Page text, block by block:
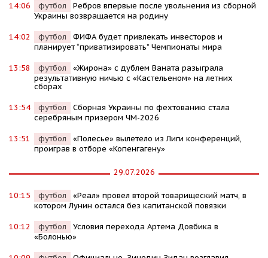
14:06 футбол
Ребров впервые после увольнения из сборной
Украины возвращается на родину
14:02 футбол
ФИФА будет привлекать инвесторов и
планирует “приватизировать” Чемпионаты мира
13:58 футбол
«Жирона» с дублем Ваната разыграла
результативную ничью с «Кастельеном» на летних
сборах
13:54 футбол
Сборная Украины по фехтованию стала
серебряным призером ЧМ-2026
13:51 футбол
«Полесье» вылетело из Лиги конференций,
проиграв в отборе «Копенгагену»
29.07.2026
10:15 футбол
«Реал» провел второй товарищеский матч, в
котором Лунин остался без капитанской повязки
10:12 футбол
Условия перехода Артема Довбика в
«Болонью»